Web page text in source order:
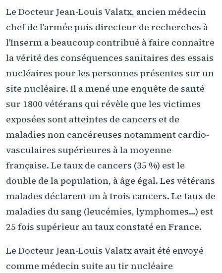
Le Docteur Jean-Louis Valatx, ancien médecin
chef de l'armée puis directeur de recherches à
l'Inserm a beaucoup contribué à faire connaître
la vérité des conséquences sanitaires des essais
nucléaires pour les personnes présentes sur un
site nucléaire. Il a mené une enquête de santé
sur 1800 vétérans qui révèle que les victimes
exposées sont atteintes de cancers et de
maladies non cancéreuses notamment cardio-
vasculaires supérieures à la moyenne
française. Le taux de cancers (35 %) est le
double de la population, à âge égal. Les vétérans
malades déclarent un à trois cancers. Le taux de
maladies du sang (leucémies, lymphomes…) est
25 fois supérieur au taux constaté en France.
Le Docteur Jean-Louis Valatx avait été envoyé
comme médecin suite au tir nucléaire